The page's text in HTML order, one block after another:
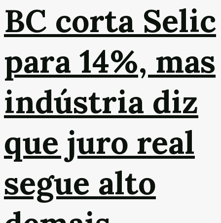
BC corta Selic
para 14%, mas
indústria diz
que juro real
segue alto